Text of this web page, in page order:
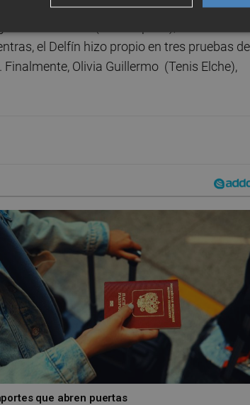
de Rosa Peris (50 mariposa), Valeria
el Delfín hizo propio en tres pruebas
Olivia Guillermo (Tenis Elche),
que abren puertas